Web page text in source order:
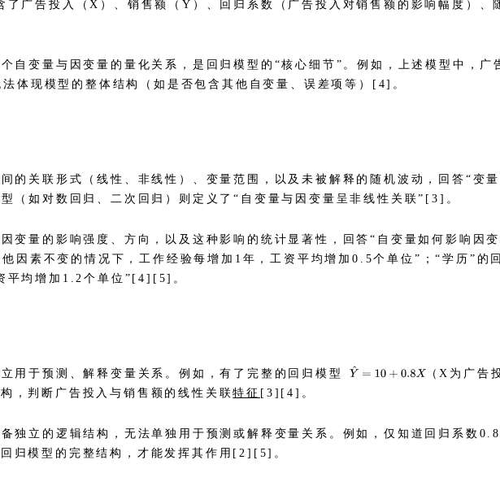
了广告投入（X）、销售额（Y）、回归系数（广告投入对销售额的影响幅度）、
自变量与因变量的量化关系，是回归模型的“核心细节”。例如，上述模型中，
体现模型的整体结构（如是否包含其他自变量、误差项等）[4]。
的关联形式（线性、非线性）、变量范围，以及未被解释的随机波动，回答“变
（如对数回归、二次回归）则定义了“自变量与因变量呈非线性关联”[3]。
变量的影响强度、方向，以及这种影响的统计显著性，回答“自变量如何影响因
因素不变的情况下，工作经验每增加1年，工资平均增加0.5个单位”；“学历”的
平均增加1.2个单位”[4][5]。
用于预测、解释变量关系。例如，有了完整的回归模型
（X为广告
，判断广告投入与销售额的线性关联特征 [3][4]。
独立的逻辑结构，无法单独用于预测或解释变量关系。例如，仅知道回归系数
归模型的完整结构，才能发挥其作用[2][5]。